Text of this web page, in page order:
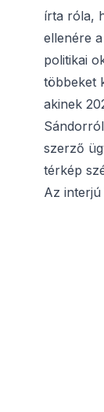
írta róla,
ellenére
politikai
többeket
akinek
szerző
térkép
Az interjú